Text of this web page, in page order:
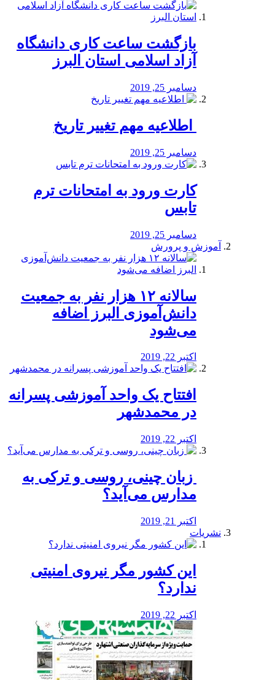
بازگشت ساعت کاری دانشگاه
آزاد اسلامی استان البرز
دسامبر 25, 2019
️ اطلاعیه مهم تغییر تاریخ
دسامبر 25, 2019
کارت ورود به امتحانات ترم
تابس
دسامبر 25, 2019
آموزش و پرورش
️سالانه ۱۲ هزار نفر به جمعیت
دانش‌آموزی البرز اضافه
می‌شود
اکتبر 22, 2019
افتتاح یک واحد آموزشی پسرانه
در محمدشهر
اکتبر 22, 2019
️ زبان چینی، روسی و ترکی به
مدارس می‌آید؟
اکتبر 21, 2019
نشریات
این کشور مگر نیروی امنیتی
ندارد؟
اکتبر 22, 2019